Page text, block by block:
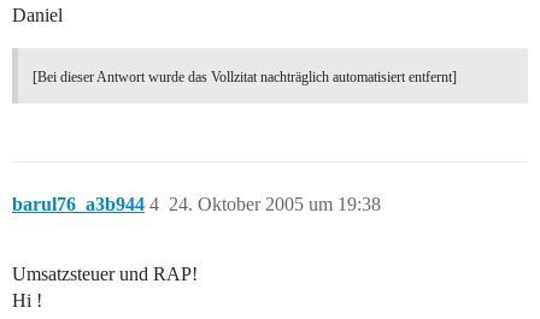
Daniel
[Bei dieser Antwort wurde das Vollzitat nachträglich automatisiert entfernt]
barul76_a3b944 24. Oktober 2005 um 19:38
4
Umsatzsteuer und RAP!
Hi !